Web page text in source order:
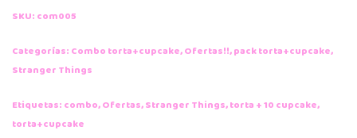
SKU: com005
Categorías: Combo torta+cupcake,Ofertas!!,pack torta+cupcake,
Stranger Things
Etiquetas: combo,Ofertas,Stranger Things,torta + 10 cupcake,
torta+cupcake